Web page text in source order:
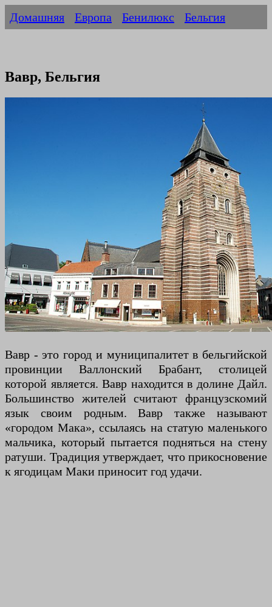
Домашняя Европа Бенилюкс Бельгия
Вавр, Бельгия
Вавр - это город и муниципалитет в бельгийской
провинции Валлонский Брабант, столицей
которой является. Вавр находится в долине Дайл.
Большинство жителей считают французскомий
язык своим родным. Вавр также называют
«городом Мака», ссылаясь на статую маленького
мальчика, который пытается подняться на стену
ратуши. Традиция утверждает, что прикосновение
к ягодицам Маки приносит год удачи.